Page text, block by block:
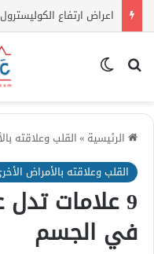
بحث عن
الرئيسية »القلب وعلاقته
القلب وعلاقته بالأمراض
9 علامات
في الجسم